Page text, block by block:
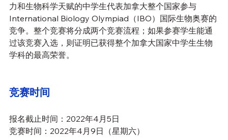
力和生物科学天赋的中学生代表加拿大整个国家参与
International Biology Olympiad（IBO）国际生物奥赛的
竞争。整个竞赛将分成两个竞赛流程；如果参赛学生能通
过该竞赛入选，则证明已获得整个加拿大国家中学生生物
学科的最高荣誉。
竞赛时间
报名截止时间：2022年4月5日
竞赛时间：2022年4月9日（星期六）